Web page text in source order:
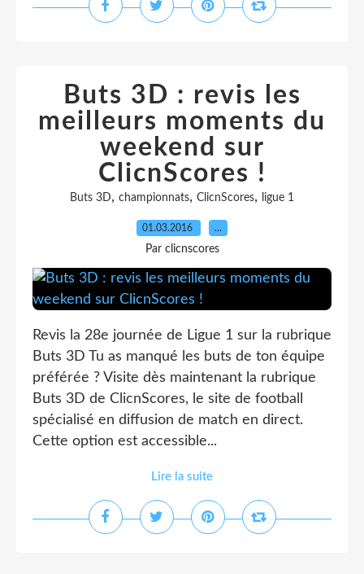
Buts 3D : revis les
meilleurs moments du
weekend sur
ClicnScores !
Buts 3D, championnats, ClicnScores, ligue 1
01.03.2016 …
Par clicnscores
Revis la 28e journée de Ligue 1 sur la rubrique
Buts 3D Tu as manqué les buts de ton équipe
préférée ? Visite dès maintenant la rubrique
Buts 3D de ClicnScores, le site de football
spécialisé en diffusion de match en direct.
Cette option est accessible...
Lire la suite